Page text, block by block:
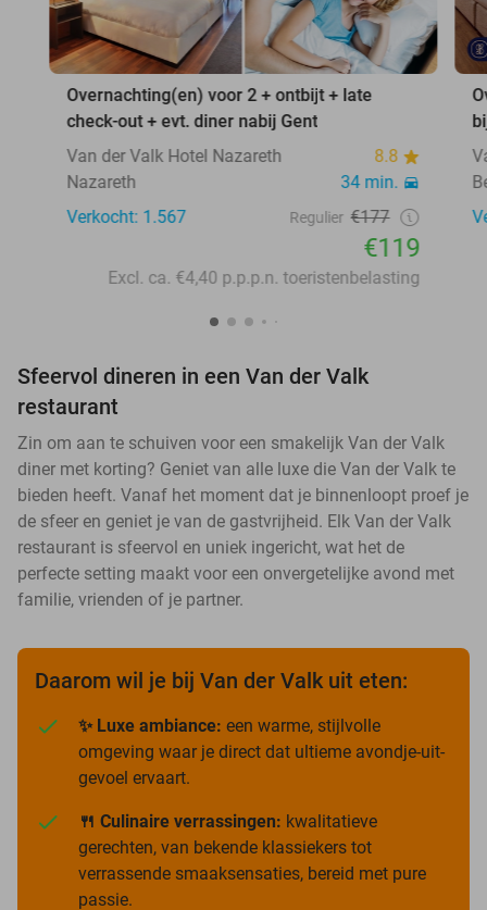
Overnachting(en) voor 2 + ontbijt + late
check-out + evt. diner nabij Gent
Van der Valk Hotel Nazareth
8.8
Nazareth
34 min.
Verkocht: 1.567
Regulier €177
€119
Excl. ca. €4,40 p.p.p.n. toeristenbelasting
Sfeervol dineren in een Van der Valk
restaurant
Zin om aan te schuiven voor een smakelijk Van der Valk
diner met korting? Geniet van alle luxe die Van der Valk te
bieden heeft. Vanaf het moment dat je binnenloopt proef je
de sfeer en geniet je van de gastvrijheid. Elk Van der Valk
restaurant is sfeervol en uniek ingericht, wat het de
perfecte setting maakt voor een onvergetelijke avond met
familie, vrienden of je partner.
Daarom wil je bij Van der Valk uit eten:
✨ Luxe ambiance: een warme, stijlvolle
omgeving waar je direct dat ultieme avondje-uit-
gevoel ervaart.
🍴 Culinaire verrassingen: kwalitatieve
gerechten, van bekende klassiekers tot
verrassende smaaksensaties, bereid met pure
passie.